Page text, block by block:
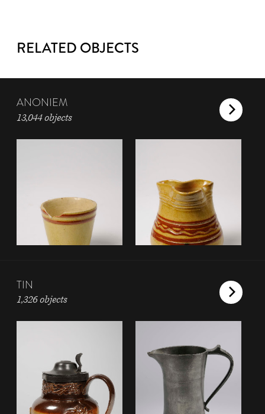
RELATED OBJECTS
ANONIEM
13,044 objects
TIN
1,326 objects